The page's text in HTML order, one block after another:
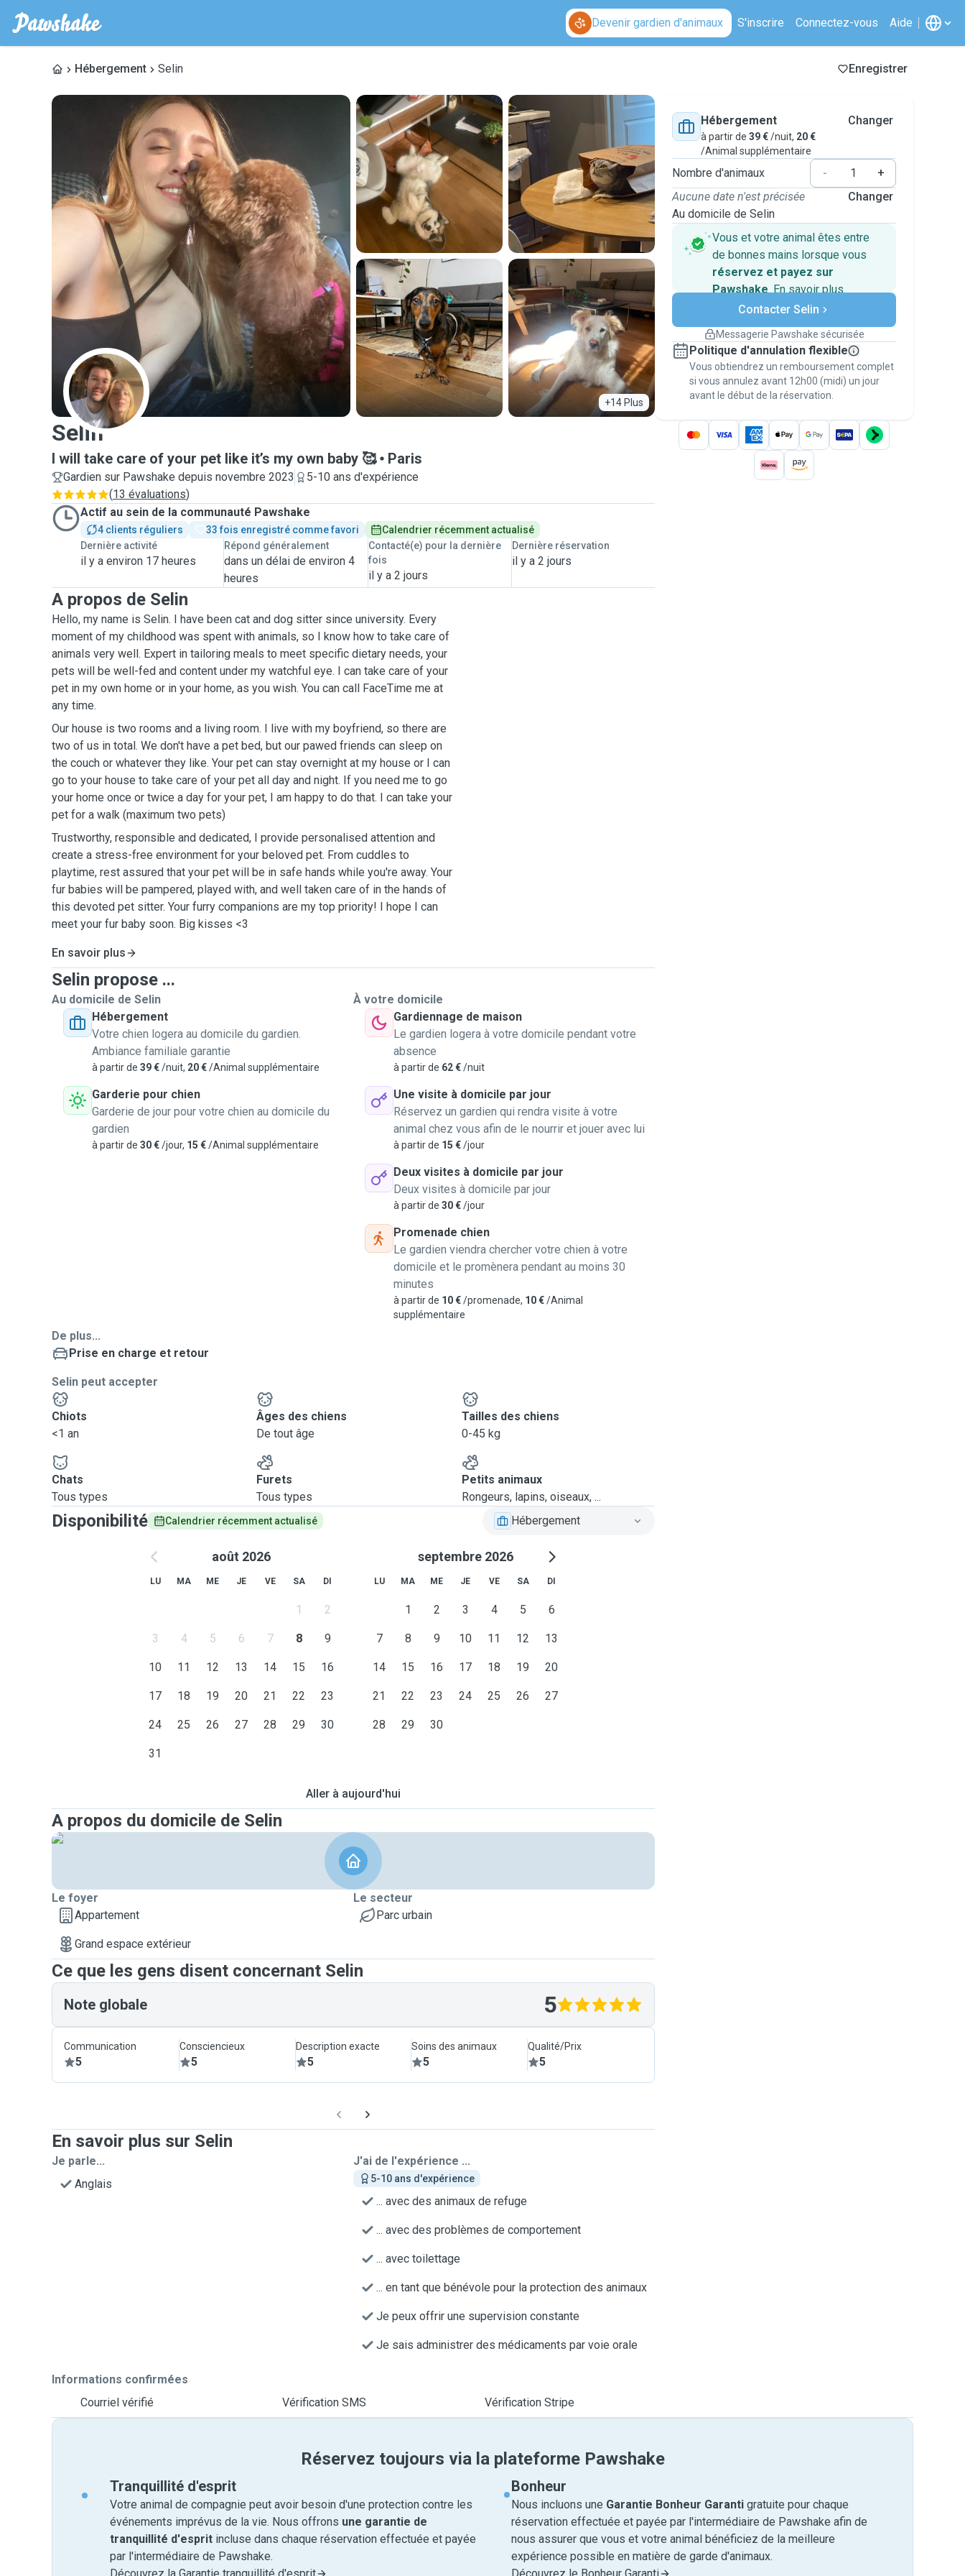
Devenir gardien d'animaux S'inscrire Connectez-vous Aide
Hébergement Selin Enregistrer
+14 Plus
S
Selin
I will take care of your pet like it’s my own baby 🥰 Paris
Gardien sur Pawshake depuis novembre 2023
5-10 ans d'expérience
(13 évaluations)
Actif au sein de la communauté Pawshake
4 clients réguliers 33 fois enregistré comme favori
Calendrier récemment actualisé
Dernière activité
il y a environ 17 heures
Répond généralement
dans un délai de environ 4
heures
Contacté(e) pour la dernière
fois
il y a 2 jours
Dernière réservation
il y a 2 jours
A propos de Selin
Hello, my name is Selin. I have been cat and dog sitter since university. Every
moment of my childhood was spent with animals, so I know how to take care of
animals very well. Expert in tailoring meals to meet specific dietary needs, your
pets will be well-fed and content under my watchful eye. I can take care of your
pet in my own home or in your home, as you wish. You can call FaceTime me at
any time.
Our house is two rooms and a living room. I live with my boyfriend, so there are
two of us in total. We don't have a pet bed, but our pawed friends can sleep on
the couch or whatever they like. Your pet can stay overnight at my house or I can
go to your house to take care of your pet all day and night. If you need me to go
your home once or twice a day for your pet, I am happy to do that. I can take your
pet for a walk (maximum two pets)
Trustworthy, responsible and dedicated, I provide personalised attention and
create a stress-free environment for your beloved pet. From cuddles to
playtime, rest assured that your pet will be in safe hands while you're away. Your
fur babies will be pampered, played with, and well taken care of in the hands of
this devoted pet sitter. Your furry companions are my top priority! I hope I can
meet your fur baby soon. Big kisses <3
En savoir plus
Selin propose ...
Au domicile de Selin
Hébergement
Votre chien logera au domicile du gardien.
Ambiance familiale garantie
à partir de 39 €/nuit, 20 €/Animal supplémentaire
Garderie pour chien
Garderie de jour pour votre chien au domicile du
gardien
à partir de 30 €/jour, 15 €/Animal supplémentaire
À votre domicile
Gardiennage de maison
Le gardien logera à votre domicile pendant votre
absence
à partir de 62 €/nuit
Une visite à domicile par jour
Réservez un gardien qui rendra visite à votre
animal chez vous afin de le nourrir et jouer avec lui
à partir de 15 €/jour
Deux visites à domicile par jour
Deux visites à domicile par jour
à partir de 30 €/jour
Promenade chien
Le gardien viendra chercher votre chien à votre
domicile et le promènera pendant au moins 30
minutes
à partir de 10 €/promenade, 10 €/Animal
supplémentaire
De plus...
Prise en charge et retour
Selin peut accepter
Chiots
<1 an
Âges des chiens
De tout âge
Tailles des chiens
0-45 kg
Chats
Tous types
Furets
Tous types
Petits animaux
Rongeurs, lapins, oiseaux, ...
Disponibilité Calendrier récemment actualisé Hébergement
août 2026
LU MA ME JE VE SA DI
1 2
3 4 5 6 7 8 9
10 11 12 13 14 15 16
17 18 19 20 21 22 23
24 25 26 27 28 29 30
31
septembre 2026
LU MA ME JE VE SA DI
1 2 3 4 5 6
7 8 9 10 11 12 13
14 15 16 17 18 19 20
21 22 23 24 25 26 27
28 29 30
Aller à aujourd'hui
A propos du domicile de Selin
Le foyer
Appartement
Grand espace extérieur
Le secteur
Parc urbain
Ce que les gens disent concernant Selin
Note globale 5
Communication
5
Consciencieux
5
Description exacte
5
Soins des animaux
5
Qualité/Prix
5
En savoir plus sur Selin
Je parle...
Anglais
J'ai de l'expérience ...
5-10 ans d'expérience
... avec des animaux de refuge
... avec des problèmes de comportement
... avec toilettage
... en tant que bénévole pour la protection des animaux
Je peux offrir une supervision constante
Je sais administrer des médicaments par voie orale
Informations confirmées
Courriel vérifié
Vérification SMS Vérification Stripe
Hébergement
à partir de 39 €/nuit, 20 €
/Animal supplémentaire
Changer
Nombre d'animaux -
+
Aucune date n'est précisée
Au domicile de Selin
Changer
Vous et votre animal êtes entre
de bonnes mains lorsque vous
réservez et payez sur
Pawshake. En savoir plus
Paiements sécurisés
Assistance en cas de
Réservations couvertes par
nos garanties
Gardez tout sur Pawshake (du premier
message au paiement) pour bénéficier de la
Garantie Pawshake.
Contacter Selin
Messagerie Pawshake sécurisée
Politique d'annulation flexible
Vous obtiendrez un remboursement complet
si vous annulez avant 12h00 (midi) un jour
avant le début de la réservation.
Réservez toujours via la plateforme Pawshake
Tranquillité d'esprit
Votre animal de compagnie peut avoir besoin d'une protection contre les
événements imprévus de la vie. Nous offrons une garantie de
tranquillité d'esprit incluse dans chaque réservation effectuée et payée
par l'intermédiaire de Pawshake.
Bonheur
Nous incluons une Garantie Bonheur Garanti gratuite pour chaque
réservation effectuée et payée par l'intermédiaire de Pawshake afin de
nous assurer que vous et votre animal bénéficiez de la meilleure
expérience possible en matière de garde d'animaux.